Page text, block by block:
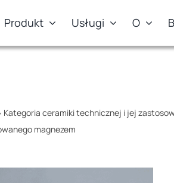
Produkt Usługi O
Kategoria ceramiki technicznej i jej
magnezem